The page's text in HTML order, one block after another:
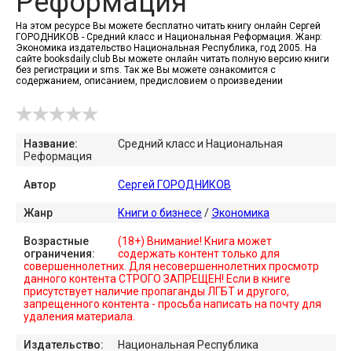
На этом ресурсе Вы можете бесплатно читать книгу онлайн Сергей
ГОРОДНИКОВ - Средний класс и Национальная Реформация. Жанр:
Экономика издательство Национальная Республика, год 2005. На
сайте booksdaily.club Вы можете онлайн читать полную версию книги
без регистрации и sms. Так же Вы можете ознакомится с
содержанием, описанием, предисловием о произведении
Название:
Средний класс и Национальная
Реформация
Автор Сергей ГОРОДНИКОВ
Жанр Книги о бизнесе / Экономика
Возрастные
ограничения:
(18+) Внимание! Книга может
содержать контент только для
совершеннолетних. Для несовершеннолетних просмотр
данного контента СТРОГО ЗАПРЕЩЕН! Если в книге
присутствует наличие пропаганды ЛГБТ и другого,
запрещенного контента - просьба написать на почту для
удаления материала.
Издательство: Национальная Республика